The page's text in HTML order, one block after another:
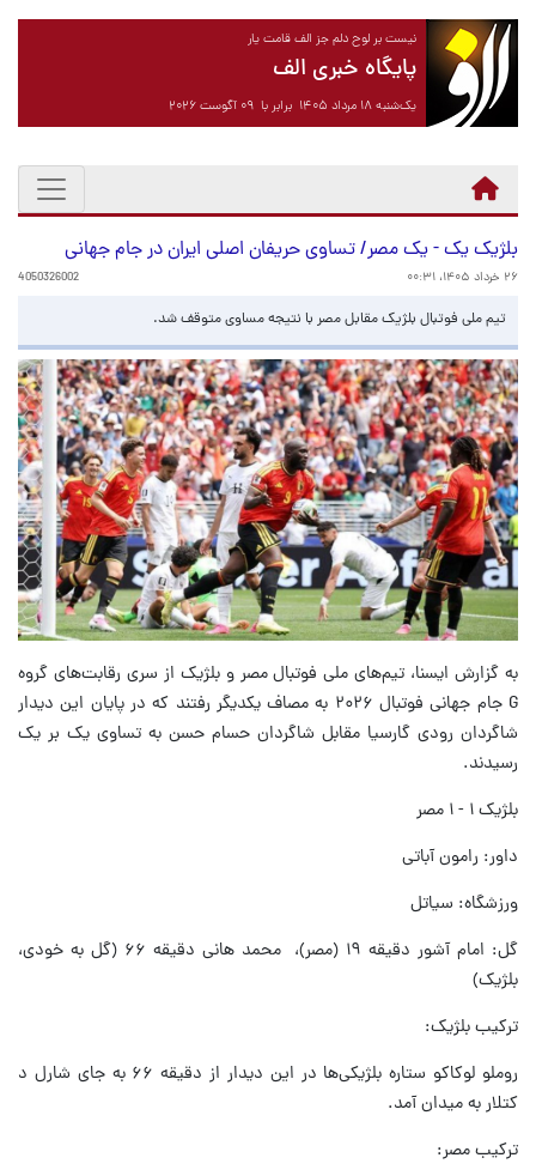
نیست بر لوح دلم جز الف قامت یار
پایگاه خبری الف
یک‌شنبه ۱۸ مرداد ۱۴۰۵ برابر با ۰۹ آگوست ۲۰۲۶
بلژیک یک - یک مصر/ تساوی حریفان اصلی ایران در جام جهانی
۲۶ خرداد ۱۴۰۵، ۰۰:۳۱ 4050326002
تیم ملی فوتبال بلژیک مقابل مصر با نتیجه مساوی متوقف شد.
به گزارش ایسنا، تیم‌های ملی فوتبال مصر و بلژیک از سری رقابت‌های گروه
G جام جهانی فوتبال ۲۰۲۶ به مصاف یکدیگر رفتند که در پایان این دیدار
شاگردان رودی گارسیا مقابل شاگردان حسام حسن به تساوی یک بر یک
رسیدند.
بلژیک ۱ - ۱ مصر
داور: رامون آباتی
ورزشگاه: سیاتل
گل: امام آشور دقیقه ۱۹ (مصر)، محمد هانی دقیقه ۶۶ (گل به خودی،
بلژیک)
ترکیب بلژیک:
روملو لوکاکو ستاره بلژیکی‌ها در این دیدار از دقیقه ۶۶ به جای شارل د
کتلار به میدان آمد.
ترکیب مصر: